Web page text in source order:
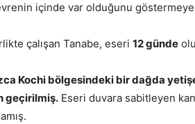
içinde var olduğunu göstermeye
çalışan Tanabe, eseri 12 günde
Kochi bölgesindeki bir dağda
geçirilmiş. Eseri duvara sabitleyen